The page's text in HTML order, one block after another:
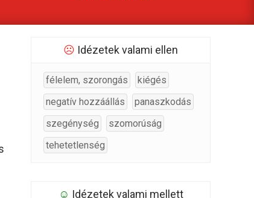
☹ Idézetek valami ellen
félelem, szorongás
kiégés
negatív hozzáállás
panaszkodás
szegénység
szomorúság
tehetetlenség
☺ Idézetek valami mellett